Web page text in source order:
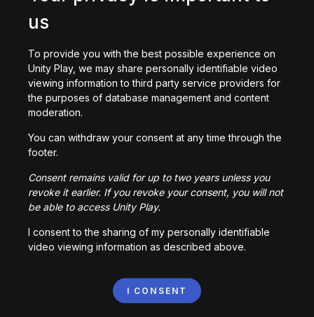
getaway shootout
2,836,763
Station Saturn
1,022,982 kez oynandı
kez oynandı
us
To provide you with the best possible experience on
Unity Play, we may share personally identifiable video
viewing information to third party service providers for
the purposes of database management and content
moderation.
You can withdraw your consent at any time through the
footer.
Consent remains valid for up to two years unless you
revoke it earlier. If you revoke your consent, you will not
be able to access Unity Play.
I consent to the sharing of my personally identifiable
video viewing information as described above.
I CONSENT